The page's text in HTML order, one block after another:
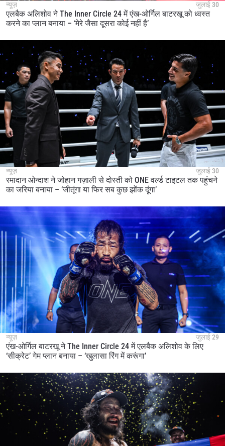
न्यूज़ जुलाई 30
एलबैक अलिशोव ने The Inner Circle 24 में एंख-ओर्गिल बाटरखू को ध्वस्त
करने का प्लान बनाया – ‘मेरे जैसा दूसरा कोई नहीं है’
न्यूज़ जुलाई 30
रमादान ओन्दाश ने जोहान गज़ाली से दोस्ती को ONE वर्ल्ड टाइटल तक पहुंचने
का जरिया बनाया – ‘जीतूंगा या फिर सब कुछ झोंक दूंगा’
न्यूज़ जुलाई 29
एंख-ओर्गिल बाटरखू ने The Inner Circle 24 में एलबैक अलिशोव के लिए
‘सीक्रेट’ गेम प्लान बनाया – ‘खुलासा रिंग में करूंगा’